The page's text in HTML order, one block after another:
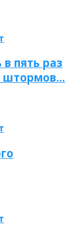
пять раз
штормов…